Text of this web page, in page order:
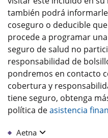
también podrá
coseguro o deducible
procede a programar
seguro de salud no
responsabilidad de
pondremos en contacto
cobertura y
tiene seguro, obtenga
política deasistencia
Aetna